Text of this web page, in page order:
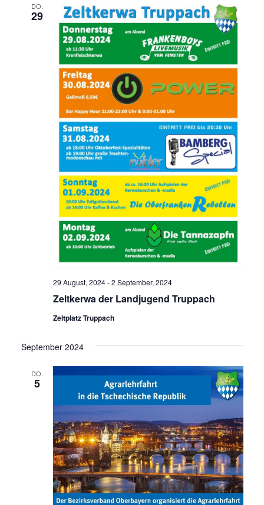
DO.
29
Zeltkerwa der Landjugend Truppach
29 August, 2024-2 September, 2024
Zeltplatz Truppach
September 2024
DO.
5